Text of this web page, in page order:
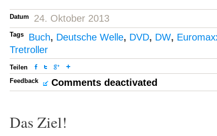
Datum 24. Oktober 2013
Tags Buch, Deutsche Welle, DVD, DW,
Tretroller
Teilen
Feedback
Comments deactivated
Das Ziel!